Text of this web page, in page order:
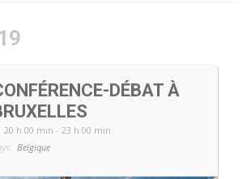
DÉBAT À
20 h 00 min - 23 h 00 min
Belgique